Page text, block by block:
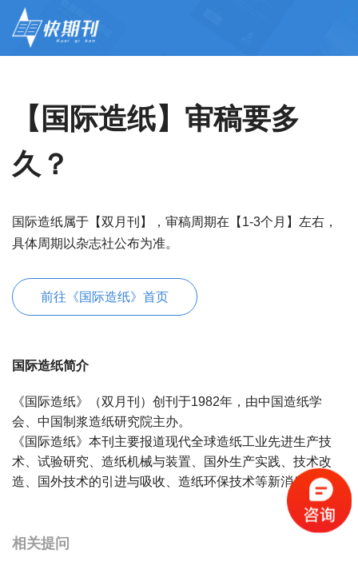
【国际造纸】审稿要多
久？
国际造纸属于【双月刊】，审稿周期在【1-3个月】左右，
具体周期以杂志社公布为准。
前往《国际造纸》首页
国际造纸简介
《国际造纸》（双月刊）创刊于1982年，由中国造纸学
会、中国制浆造纸研究院主办。
《国际造纸》本刊主要报道现代全球造纸工业先进生产技
术、试验研究、造纸机械与装置、国外生产实践、技术改
造、国外技术的引进与吸收、造纸环保技术等新消息。
相关提问